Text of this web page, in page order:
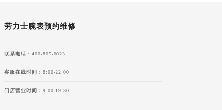
劳力士腕表预约维修
联系电话： 400-805-0023
客服在线时间： 8:00-22:00
门店营业时间： 9:00-19:30